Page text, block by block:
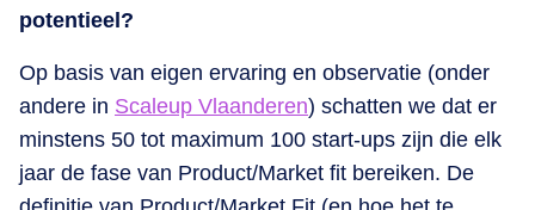
potentieel?
Op basis van eigen ervaring en observatie (onder
andere in Scaleup Vlaanderen) schatten we dat er
minstens 50 tot maximum 100 start-ups zijn die elk
jaar de fase van Product/Market fit bereiken. De